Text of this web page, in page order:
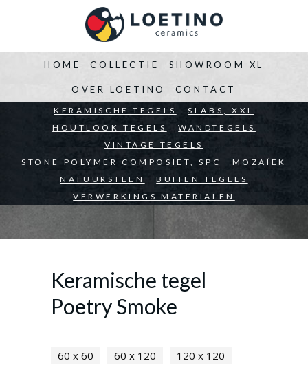
HOME
BEDRIJVEN ARCHITECTEN PARTICULIEREN
COLLECTIE
KERAMISCHE TEGELS
SLABS, XXL
HOUTLOOK TEGELS
WANDTEGELS
VINTAGE TEGELS
STONE POLYMER COMPOSIET, SPC
MOZAÏEK
NATUURSTEEN
BUITEN TEGELS
VERWERKINGS MATERIALEN
SHOWROOM XL
OVER LOETINO CONTACT
Keramische tegel
Poetry Smoke
60 x 60 60 x 120 120 x 120